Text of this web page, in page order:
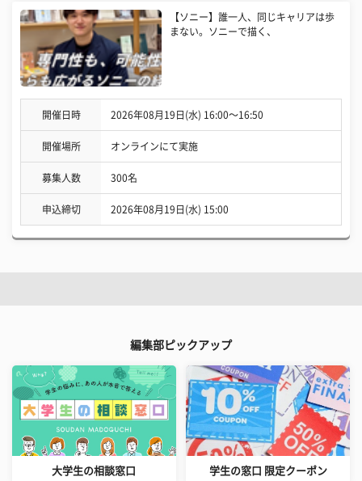
【ソニー】誰一人、同じキャリアは歩
まない。ソニーで描く、
開催日時 2026年08月19日(水) 16:00〜16:50
開催場所 オンラインにて実施
募集人数 300名
申込締切 2026年08月19日(水) 15:00
編集部ピックアップ
大学生の相談窓口 学生の窓口 限定クーポン